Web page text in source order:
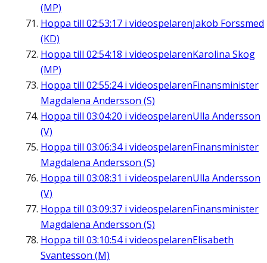
(MP)
Hoppa till 02:53:17 i videospelarenJakob Forssmed
(KD)
Hoppa till 02:54:18 i videospelarenKarolina Skog
(MP)
Hoppa till 02:55:24i videospelarenFinansminister
Magdalena Andersson (S)
Hoppa till 03:04:20 i videospelarenUlla Andersson
(V)
Hoppa till 03:06:34i videospelarenFinansminister
Magdalena Andersson (S)
Hoppa till 03:08:31 i videospelarenUlla Andersson
(V)
Hoppa till 03:09:37 i videospelarenFinansminister
Magdalena Andersson (S)
Hoppa till 03:10:54i videospelarenElisabeth
Svantesson (M)